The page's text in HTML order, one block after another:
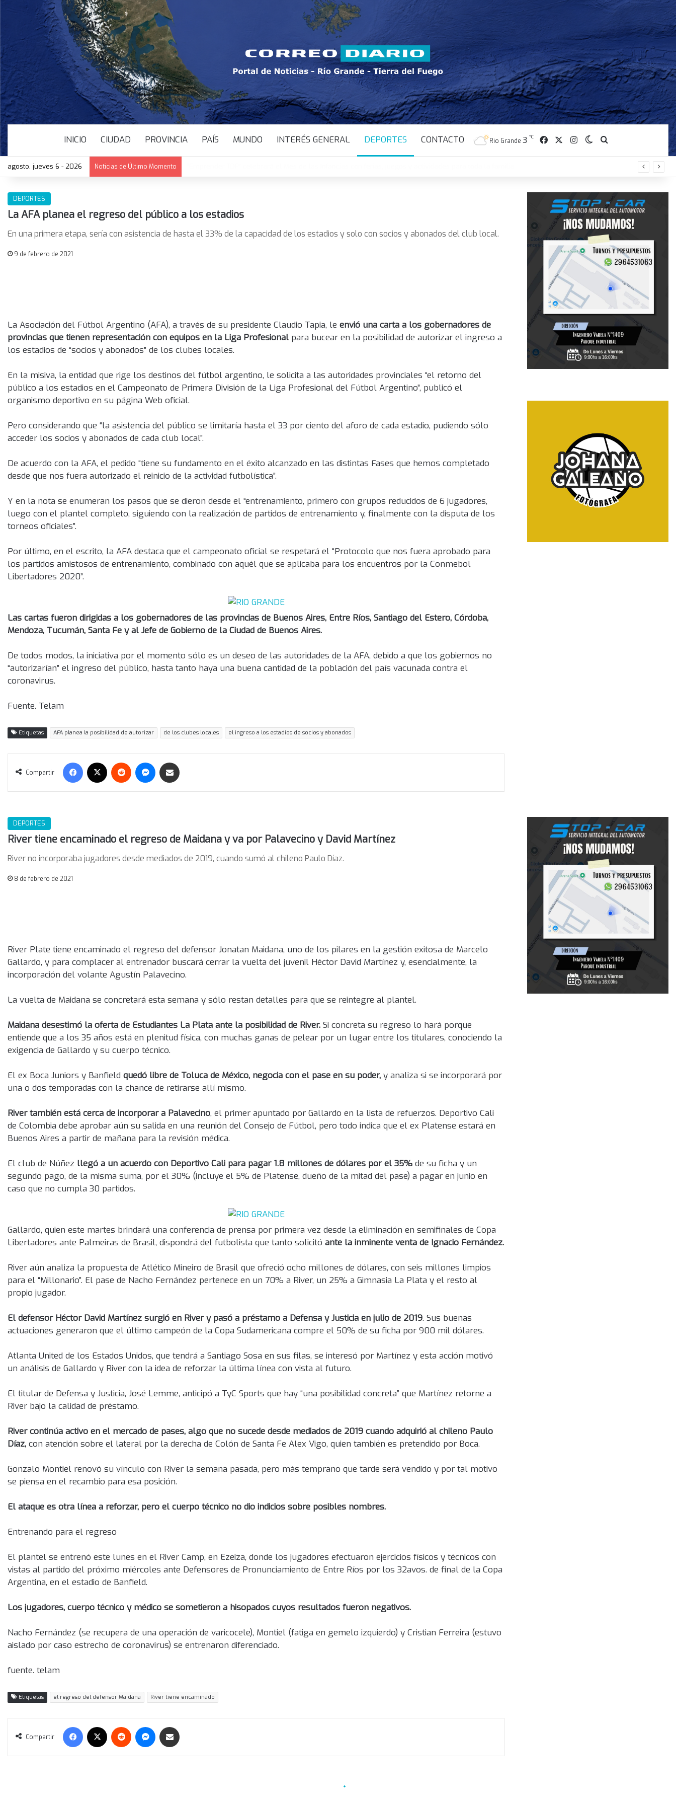
INICIO CIUDAD PROVINCIA PAÍS MUNDO INTERÉS GENERAL DEPORTES CONTACTO Rio Grande 3 ℃ FacebookInstagramSwitch skin
Buscar
agosto, jueves 6 - 2026 Noticias de Último Momento
DEPORTES
La AFA planea el regreso del público a los estadios
En una primera etapa, sería con asistencia de hasta el 33% de la capacidad de los estadios y solo con socios y abonados del club local.
9 de febrero de 2021
La Asociación del Fútbol Argentino (AFA), a través de su presidente Claudio Tapia, le envió una carta a los gobernadores de
provincias que tienen representación con equipos en la Liga Profesional para bucear en la posibilidad de autorizar el ingreso a
los estadios de “socios y abonados” de los clubes locales.
En la misiva, la entidad que rige los destinos del fútbol argentino, le solicita a las autoridades provinciales “el retorno del
público a los estadios en el Campeonato de Primera División de la Liga Profesional del Fútbol Argentino”, publicó el
organismo deportivo en su página Web oficial.
Pero considerando que “la asistencia del público se limitaría hasta el 33 por ciento del aforo de cada estadio, pudiendo sólo
acceder los socios y abonados de cada club local”.
De acuerdo con la AFA, el pedido “tiene su fundamento en el éxito alcanzado en las distintas Fases que hemos completado
desde que nos fuera autorizado el reinicio de la actividad futbolística”.
Y en la nota se enumeran los pasos que se dieron desde el “entrenamiento, primero con grupos reducidos de 6 jugadores,
luego con el plantel completo, siguiendo con la realización de partidos de entrenamiento y, finalmente con la disputa de los
torneos oficiales”.
Por último, en el escrito, la AFA destaca que el campeonato oficial se respetará el “Protocolo que nos fuera aprobado para
los partidos amistosos de entrenamiento, combinado con aquél que se aplicaba para los encuentros por la Conmebol
Libertadores 2020”.
Las cartas fueron dirigidas a los gobernadores de las provincias de Buenos Aires, Entre Ríos, Santiago del Estero, Córdoba,
Mendoza, Tucumán, Santa Fe y al Jefe de Gobierno de la Ciudad de Buenos Aires.
De todos modos, la iniciativa por el momento sólo es un deseo de las autoridades de la AFA, debido a que los gobiernos no
“autorizarían” el ingreso del público, hasta tanto haya una buena cantidad de la población del país vacunada contra el
coronavirus.
Fuente. Telam
Etiquetas AFA planea la posibilidad de autorizar de los clubes locales el ingreso a los estadios de socios y abonados
Compartir
Facebook Reddit Messenger